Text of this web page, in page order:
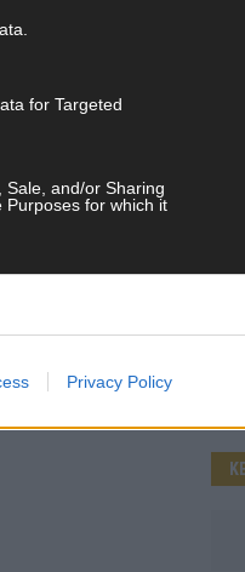
for Targeted
Sale, and/or Sharing
Purposes for which it
Privacy Policy